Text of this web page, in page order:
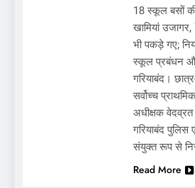
स्कूल बसों की सुरक्षा पर सख्त
पुलिस-परिवहन विभाग की संयुक्त
18 स्कूल बसों
खामियां
भी पकड़े गए;
स्कूल प्रबंधन
गरियाबंद।
सर्वोच्च
अधीक्षक वेदव्रत
गरियाबंद पुलिस
संयुक्त रूप से
Read More